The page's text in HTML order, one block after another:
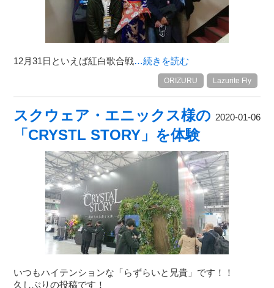
12月31日といえば紅白歌合戦…続きを読む
Lazurite Fly
ORIZURU
2020-01-06
スクウェア・エニックス様の
「CRYSTL STORY」を体験
いつもハイテンションな「らずらいと兄貴」です！！
久しぶりの投稿です！